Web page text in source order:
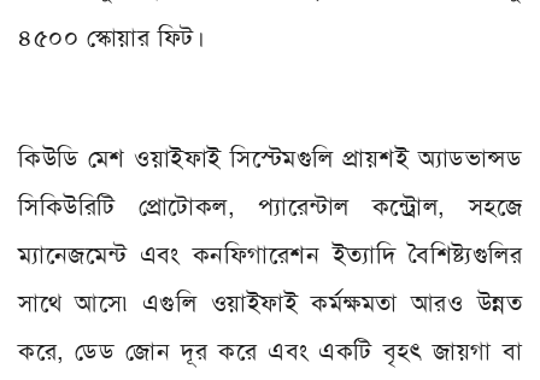
৪৫০০ স্কোয়ার ফিট।
কিউডি মেশ ওয়াইফাই সিস্টেমগুলি প্রায়শই অ্যাডভান্সড
সিকিউরিটি প্রোটোকল, প্যারেন্টাল কন্ট্রোল, সহজে
ম্যানেজমেন্ট এবং কনফিগারেশন ইত্যাদি বৈশিষ্ট্যগুলির
সাথে আসে৷ এগুলি ওয়াইফাই কর্মক্ষমতা আরও উন্নত
করে, ডেড জোন দূর করে এবং একটি বৃহৎ জায়গা বা